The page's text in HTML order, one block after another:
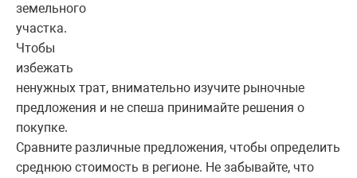
земельного
участка.
Чтобы
избежать
ненужных трат, внимательно изучите рыночные
предложения и не спеша принимайте решения о
покупке.
Сравните различные предложения, чтобы определить
среднюю стоимость в регионе. Не забывайте, что